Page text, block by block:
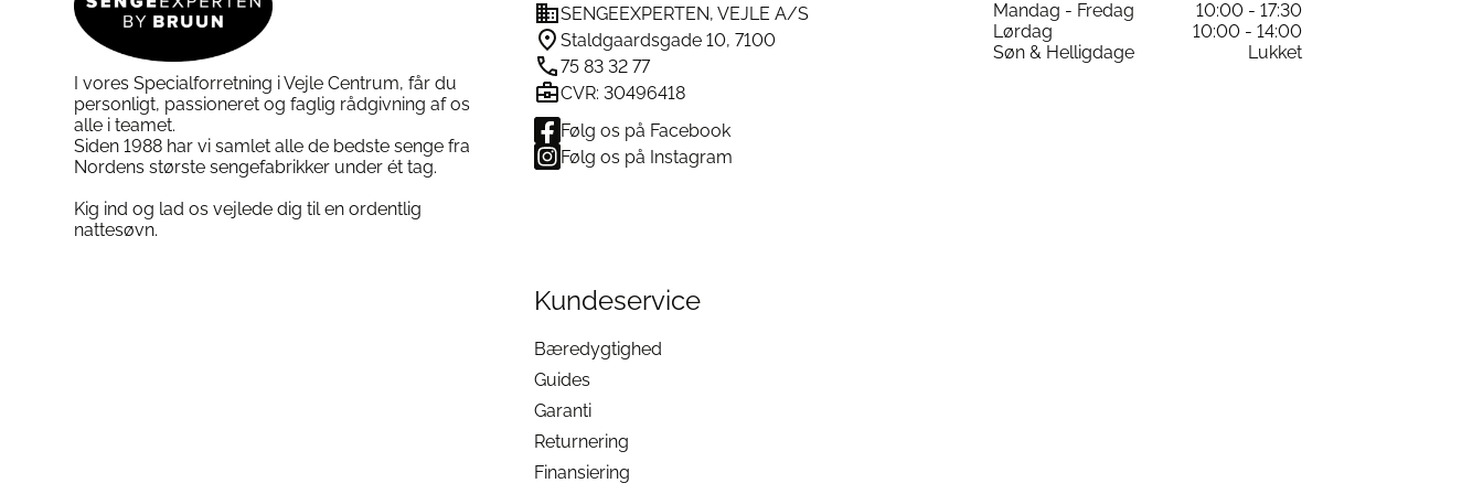
Vedligeholdelse
Det er nemt at vedligeholde din Silvana Support Hovedpude
Følg blot disse enkle råd:
Vask:Begrænset vask anbefales. Brug flydende vaskemiddel i
små mængder.
ud, før du vasker puden.
Specifikationer for Silvana Support Hovedpude
Ergonomisk design med latex nakkestøtte
Regulerbart fiberfyld, afhængigt af variant
på
varesiden
varesiden
varesiden
I vores Specialforretning i Vejle Centrum, får du
personligt, passioneret og faglig rådgivning af os
alle i teamet.
Siden 1988 har vi samlet alle de bedste senge fra
Nordens største sengefabrikker under ét tag.
Kig ind og lad os vejlede dig til en ordentlig
nattesøvn.
SENGEEXPERTEN, VEJLE A/S
Staldgaardsgade 10, 7100
75 83 32 77
CVR: 30496418
Følg os på Facebook
Følg os på Instagram
Mandag - Fredag
10:00 - 17:30
Lørdag
10:00 - 14:00
Søn & Helligdage
Lukket
Kundeservice
Bæredygtighed
Guides
Garanti
Returnering
Finansiering